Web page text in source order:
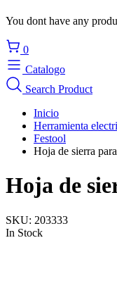
You dont have any
0
Catalogo
Search Product
Inicio
Herramienta
Festool
Hoja de sierra
Hoja de
SKU: 203333
In Stock